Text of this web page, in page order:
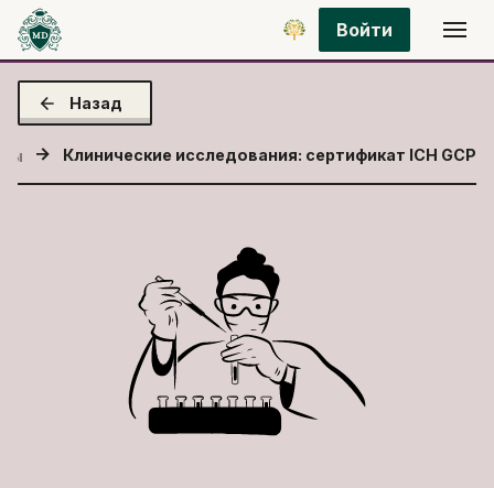
Войти
Назад
Клинические исследования: сертификат ICH GCP